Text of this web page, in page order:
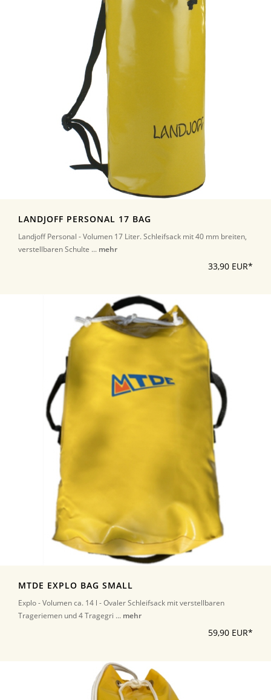
LANDJOFF PERSONAL 17 BAG
Landjoff Personal - Volumen 17 Liter. Schleifsack mit 40 mm breiten,
verstellbaren Schulte ... mehr
33,90 EUR*
MTDE EXPLO BAG SMALL
Explo - Volumen ca. 14 l - Ovaler Schleifsack mit verstellbaren
Trageriemen und 4 Tragegri ... mehr
59,90 EUR*